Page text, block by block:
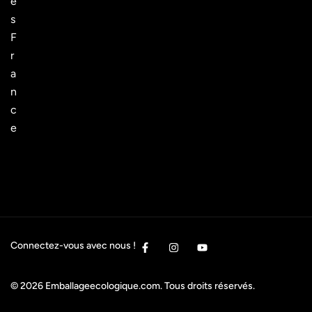
s
F
r
a
n
c
e
Connectez-vous avec nous !
© 2026 Emballageecologique.com. Tous droits réservés.